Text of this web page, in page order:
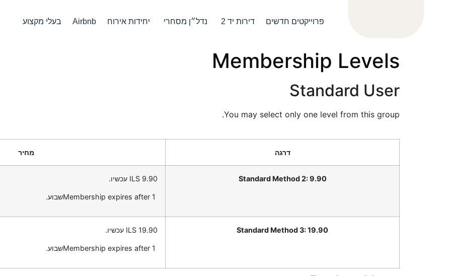
פרוייקטים חדשים דירות יד 2 נדל״ן מסחרי יחידות אירוח Airbnb בעלי מקצוע
Membership Levels
Standard User
You may select only one level from this group.
‎דרגה מחיר
Standard Method 2: 9.90 ‬ עכשיו.
Membership expires after 1 ‎שבוע.
Standard Method 3: 19.90 ‬ עכשיו.
Membership expires after 1 ‎שבוע.